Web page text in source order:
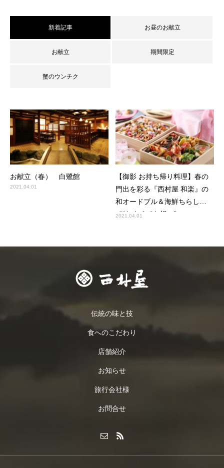
新着記事 お昼のお献立
お献立 期間限定
蟹のウンチク
お献立（春） 白鷺館
2021.04.01
【御影 お持ち帰り料理】春の
門出を彩る『西村屋 和楽』の
和オードブル＆海鮮ちらし
で“おウチでお祝い”
2021.04.01
伝統の味と技
食へのこだわり
店舗紹介
お知らせ
旅行会社様
お問合せ